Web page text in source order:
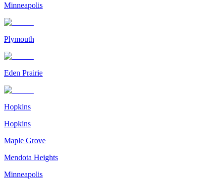
Minneapolis
Plymouth
Eden Prairie
Hopkins
Hopkins
Maple Grove
Mendota Heights
Minneapolis